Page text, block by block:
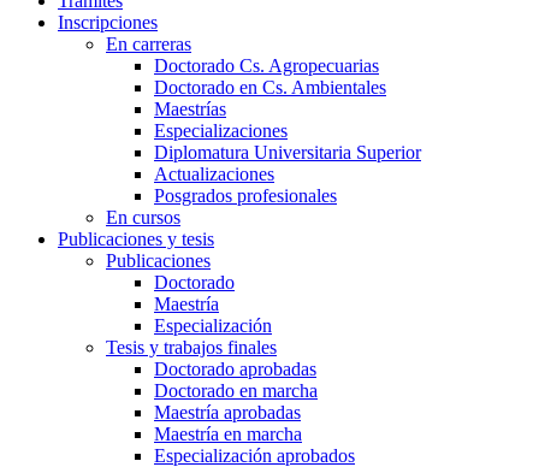
Inscripciones
En carreras
Doctorado Cs. Agropecuarias
Doctorado en Cs. Ambientales
Maestrías
Especializaciones
Diplomatura Universitaria Superior
Actualizaciones
Posgrados profesionales
En cursos
Publicaciones y tesis
Publicaciones
Doctorado
Maestría
Especialización
Tesis y trabajos finales
Doctorado aprobadas
Doctorado en marcha
Maestría aprobadas
Maestría en marcha
Especialización aprobados